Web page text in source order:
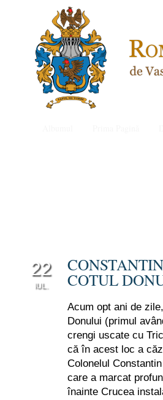
22
IUL. COTUL
Acum opt ani de
Donului (primul
crengi uscate cu
că în acest loc a
Colonelul
care a marcat
înainte Crucea